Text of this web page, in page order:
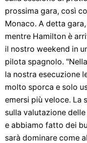
prossima gara, così
Monaco. A detta
mentre Hamilton è
il nostro weekend in
pilota spagnolo.
la nostra esecuzione
molto sporca e solo
emersi più veloce. La
sulla valutazione
e abbiamo fatto dei
sarà dominare come